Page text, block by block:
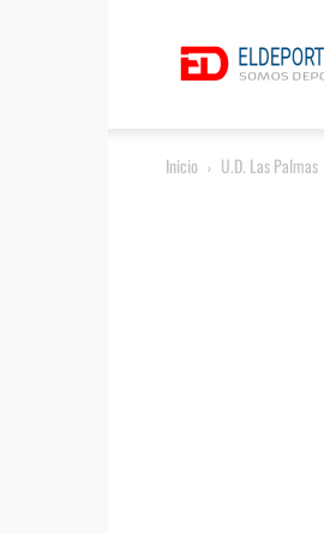
Inicio U.D. Las Palmas